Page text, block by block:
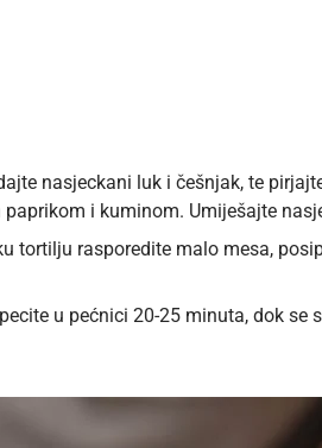
nasjeckani luk i češnjak, te
i kuminom. Umiješajte
tortilju rasporedite malo mesa,
u pećnici 20-25 minuta, dok se